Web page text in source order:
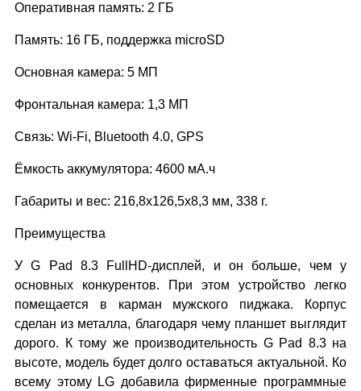
Оперативная память: 2 ГБ
Память: 16 ГБ, поддержка microSD
Основная камера: 5 МП
Фронтальная камера: 1,3 МП
Связь: Wi-Fi, Bluetooth 4.0, GPS
Ёмкость аккумулятора: 4600 мА.ч
Габариты и вес: 216,8x126,5x8,3 мм, 338 г.
Преимущества
У G Pad 8.3 FullHD-дисплей, и он больше, чем у
основных конкурентов. При этом устройство легко
помещается в карман мужского пиджака. Корпус
сделан из металла, благодаря чему планшет выглядит
дорого. К тому же производительность G Pad 8.3 на
высоте, модель будет долго оставаться актуальной. Ко
всему этому LG добавила фирменные программные